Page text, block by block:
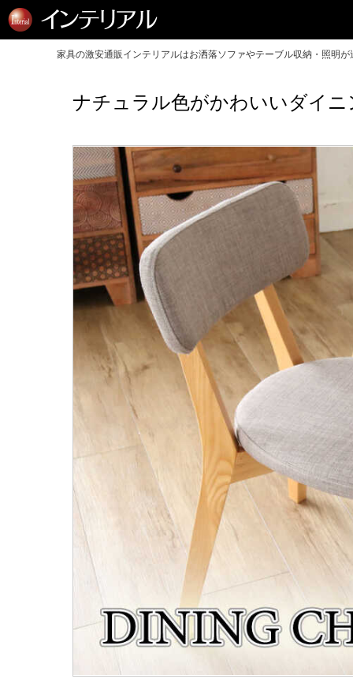
家具の激安通販インテリアルはお洒落ソファやテーブル収納・照明が
ナチュラル色がかわいいダイ